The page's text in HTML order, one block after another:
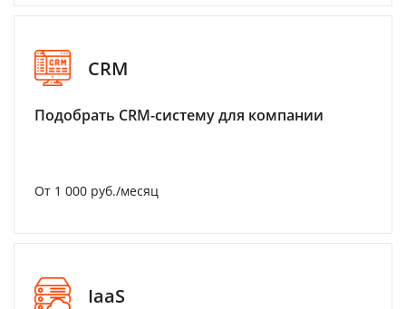
CRM
Подобрать CRM-систему для компании
От 1 000 руб./месяц
IaaS